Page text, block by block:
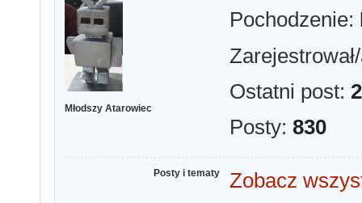
Młodszy Atarowiec
Pochodzenie:
Ostatni post:
Posty: 830
Posty i tematy
Zobacz